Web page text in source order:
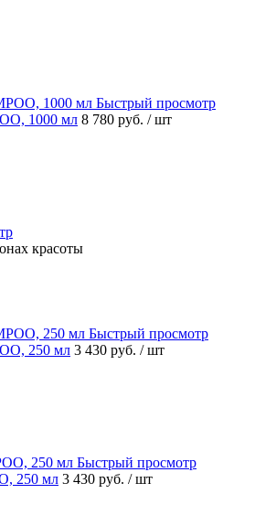
Быстрый просмотр
1000 мл 8 780 руб. / шт
красоты
Быстрый просмотр
250 мл 3 430 руб. / шт
Быстрый просмотр
250 мл 3 430 руб. / шт